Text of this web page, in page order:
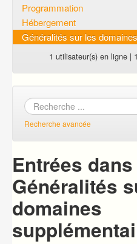
Programmation
Hébergement
Généralités sur les
1 utilisateur(s) en ligne |
Recherche avancée
Entrées
Généralités
domaines